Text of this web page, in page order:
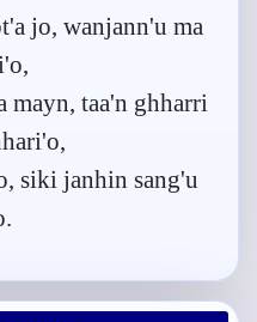
jo, wanjann'u ma
mayn, taa'n ghharri
siki janhin sang'u